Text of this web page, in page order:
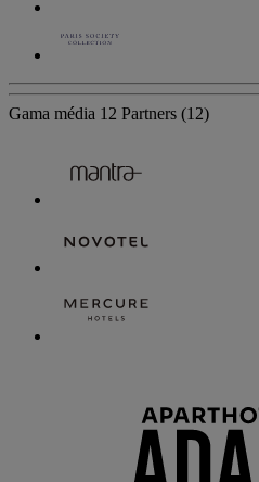
Gama média 12 Partners (12)